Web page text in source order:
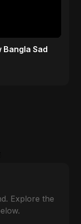
Bangla Sad
Explore the